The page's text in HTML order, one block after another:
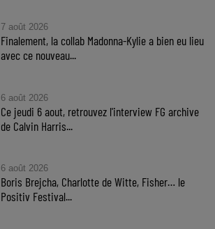
7 août 2026
Finalement, la collab Madonna-Kylie a bien eu lieu
avec ce nouveau...
6 août 2026
Ce jeudi 6 aout, retrouvez l'interview FG archive
de Calvin Harris...
6 août 2026
Boris Brejcha, Charlotte de Witte, Fisher… le
Positiv Festival...